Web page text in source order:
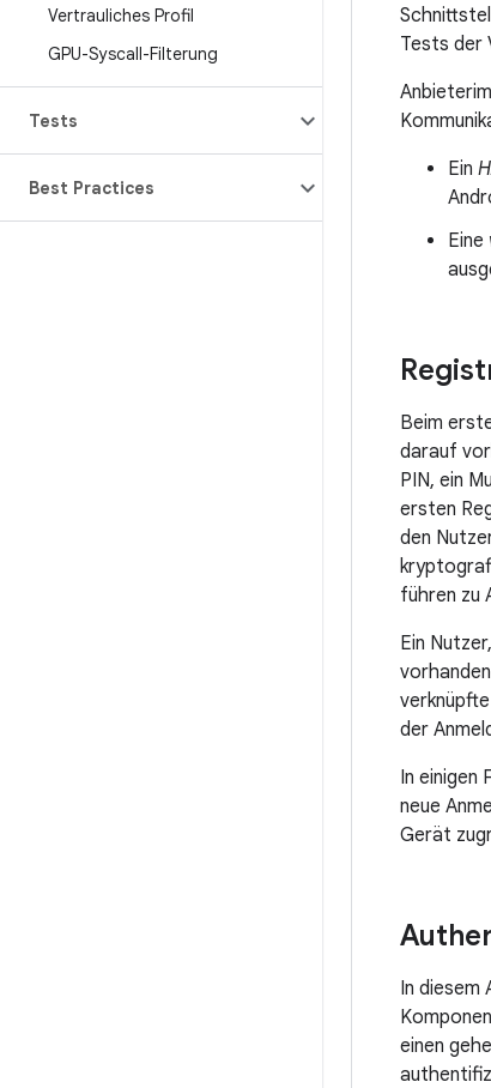
Vertrauliches Profil
GPU-Syscall-Filterung
Tests
Best Practices
Tests der
Ein
Eine
Beim
darauf
PIN, ein
ersten
den
führen zu
Ein
der
In einigen
neue
Gerät
In diesem
einen